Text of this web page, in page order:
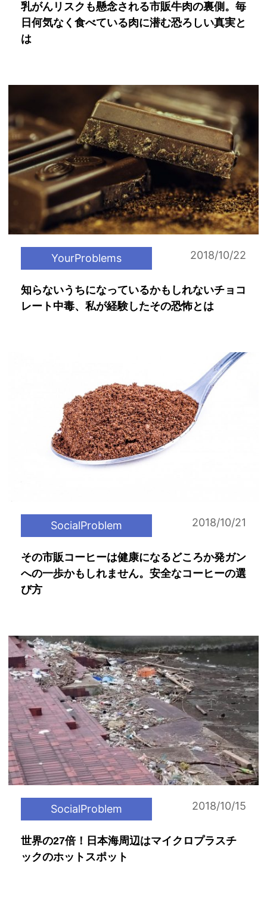
乳がんリスクも懸念される市販牛肉の裏側。毎
日何気なく食べている肉に潜む恐ろしい真実と
は
YourProblems 2018/10/22
知らないうちになっているかもしれないチョコ
レート中毒、私が経験したその恐怖とは
SocialProblem 2018/10/21
その市販コーヒーは健康になるどころか発ガン
への一歩かもしれません。安全なコーヒーの選
び方
SocialProblem 2018/10/15
世界の27倍！日本海周辺はマイクロプラスチ
ックのホットスポット